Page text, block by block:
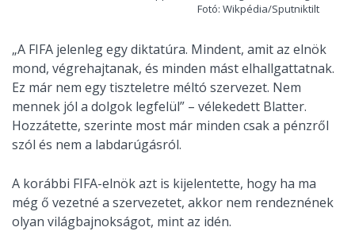
Fotó: Wikpédia/Sputniktilt
„A FIFA jelenleg egy diktatúra. Mindent, amit az elnök
mond, végrehajtanak, és minden mást elhallgattatnak.
Ez már nem egy tiszteletre méltó szervezet. Nem
mennek jól a dolgok legfelül” – vélekedett Blatter.
Hozzátette, szerinte most már minden csak a pénzről
szól és nem a labdarúgásról.
A korábbi FIFA-elnök azt is kijelentette, hogy ha ma
még ő vezetné a szervezetet, akkor nem rendeznének
olyan világbajnokságot, mint az idén.